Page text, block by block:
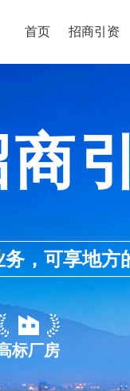
首页 招商引资
，可享地方
标厂房